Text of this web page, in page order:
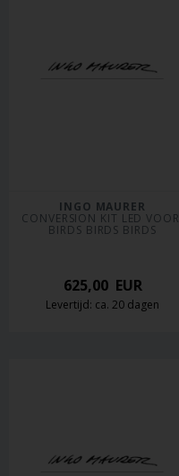
INGO MAURER
CONVERSION KIT LED VOOR
BIRDS BIRDS BIRDS
625,00EUR
Levertijd: ca. 20 dagen